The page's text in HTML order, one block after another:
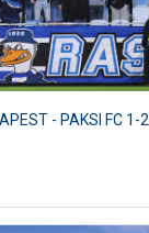
- PAKSI FC 1-2